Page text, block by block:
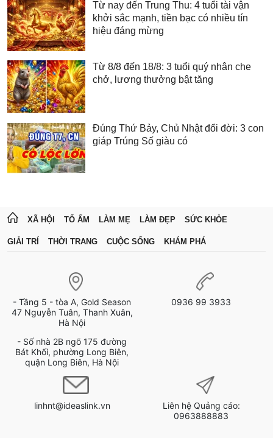
Từ nay đến Trung Thu: 4 tuổi tài vận
khởi sắc mạnh, tiền bạc có nhiều tín
hiệu đáng mừng
Từ 8/8 đến 18/8: 3 tuổi quý nhân che
chở, lương thưởng bật tăng
Đúng Thứ Bảy, Chủ Nhật đổi đời: 3 con
giáp Trúng Số giàu có
XÃ HỘI TỔ ẤM LÀM MẸ LÀM ĐẸP SỨC KHỎE
GIẢI TRÍ THỜI TRANG CUỘC SỐNG KHÁM PHÁ
- Tầng 5 - tòa A, Gold Season
47 Nguyễn Tuân, Thanh Xuân,
Hà Nội
- Số nhà 2B ngõ 175 đường
Bát Khối, phường Long Biên,
quận Long Biên, Hà Nội
0936 99 3933
linhnt@ideaslink.vn
Liên hệ Quảng cáo:
0963888883